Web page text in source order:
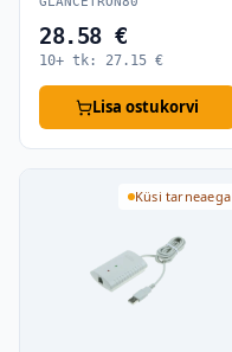
28.58 €
10+ tk: 27.15 €
Lisa ostukorvi
Küsi tarneaega